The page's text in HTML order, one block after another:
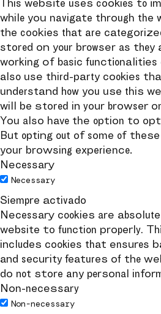
This website uses cookies to
while you navigate through the
the cookies that are
stored on your browser as they
working of basic functionalities
also use third-party cookies
understand how you use this
will be stored in your browser
You also have the option to
But opting out of some of
your browsing experience.
Necessary
Necessary
Siempre activado
Necessary cookies are
website to function properly.
includes cookies that ensures
and security features of the
do not store any personal
Non-necessary
Non-necessary